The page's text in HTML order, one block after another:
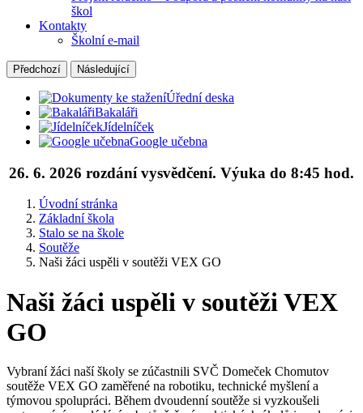
škol
Kontakty
Školní e-mail
Předchozí Následující
Úřední deska
Bakaláři
Jídelníček
Google učebna
26. 6. 2026 rozdání vysvědčení. Výuka do 8:45 hod.
Úvodní stránka
Základní škola
Stalo se na škole
Soutěže
Naši žáci uspěli v soutěži VEX GO
Naši žáci uspěli v soutěži VEX
GO
Vybraní žáci naší školy se zúčastnili SVČ Domeček Chomutov
soutěže VEX GO zaměřené na robotiku, technické myšlení a
týmovou spolupráci. Během dvoudenní soutěže si vyzkoušeli